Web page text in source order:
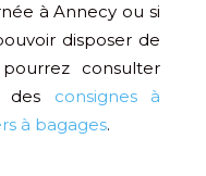
à Annecy ou si
disposer de
consulter
des consignes à
à bagages.